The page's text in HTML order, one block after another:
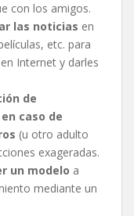
con los amigos.
las noticias en
etc. para
Internet y darles
de
en caso de
(u otro adulto
exageradas.
un modelo a
mediante un